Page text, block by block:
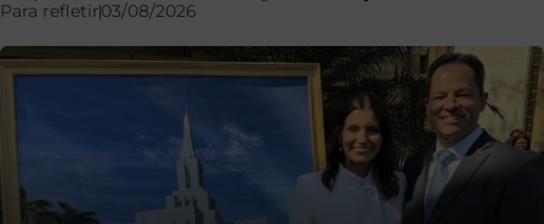
Para refletir03/08/2026